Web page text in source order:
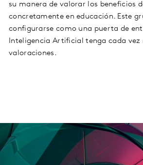
su manera de valorar los beneficios
concretamente en educación. Este
configurarse como una puerta de
Inteligencia Artificial tenga cada vez
valoraciones.